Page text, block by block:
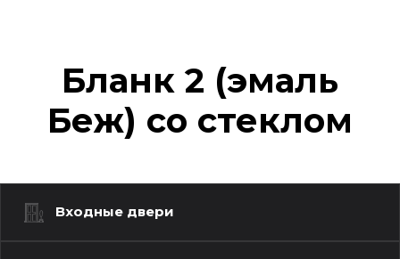
Бланк 2 (эмаль
Беж) со стеклом
Входные двери